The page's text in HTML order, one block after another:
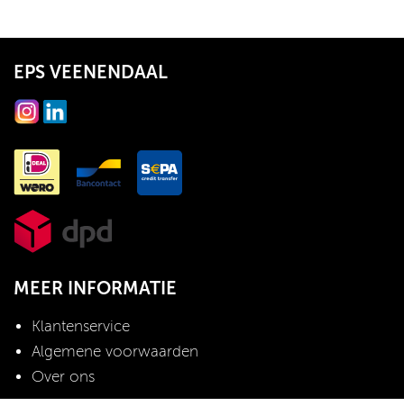
EPS VEENENDAAL
MEER INFORMATIE
Klantenservice
Algemene voorwaarden
Over ons